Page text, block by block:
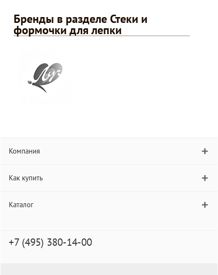
Бренды в разделе Стеки и
формочки для лепки
Компания
Как купить
Каталог
+7 (495) 380-14-00